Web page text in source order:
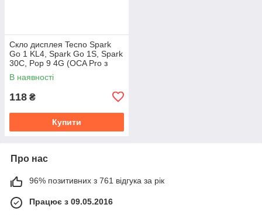
Скло дисплея Tecno Spark
Go 1 KL4, Spark Go 1S, Spark
30C, Pop 9 4G (OCA Pro з
плівкою)
В наявності
118 ₴
Купити
Про нас
96% позитивних з 761 відгука за рік
Працює з 09.05.2016